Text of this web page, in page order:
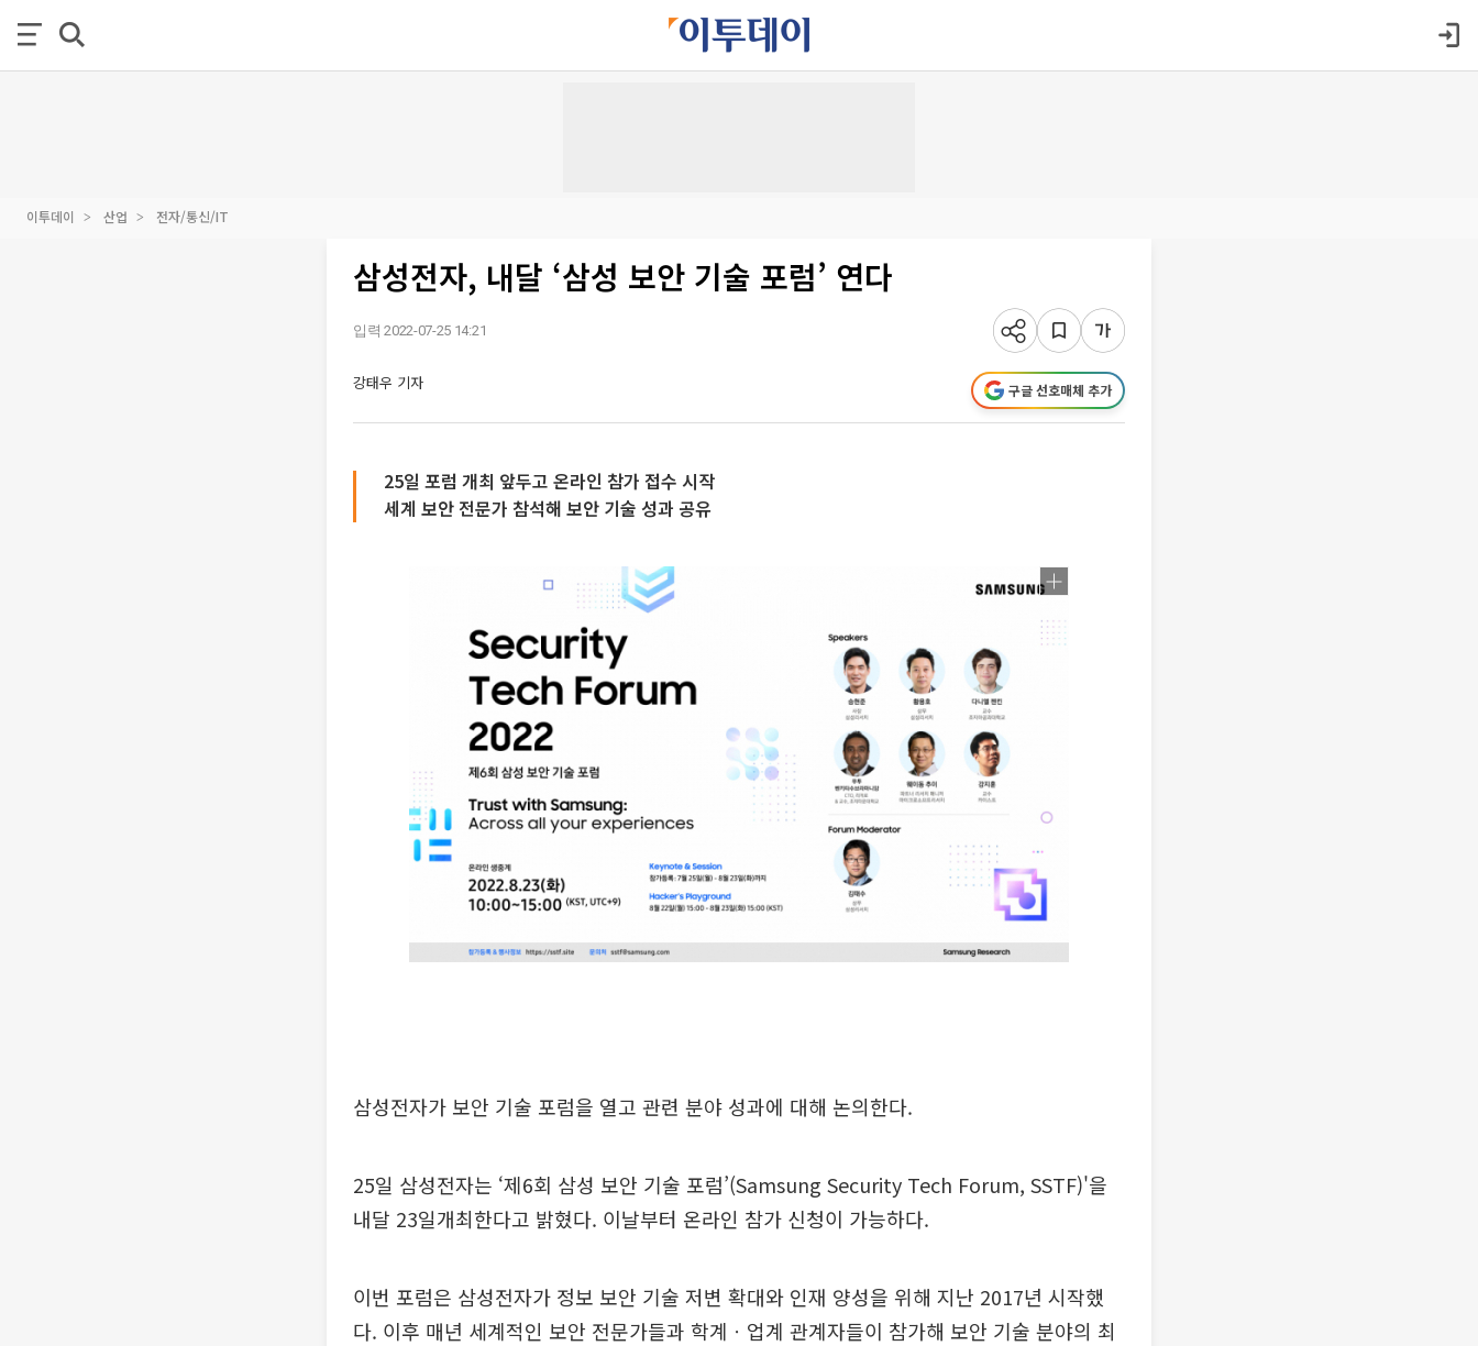
이투데이 산업 전자/통신/IT
삼성전자, 내달 ‘삼성 보안 기술 포럼’ 연다
입력 2022-07-25 14:21
강태우 기자 구글 선호매체 추가
25일 포럼 개최 앞두고 온라인 참가 접수 시작
세계 보안 전문가 참석해 보안 기술 성과 공유
삼성전자가 보안 기술 포럼을 열고 관련 분야 성과에 대해 논의한다.
25일 삼성전자는 ‘제6회 삼성 보안 기술 포럼’(Samsung Security Tech Forum, SSTF)'을
내달 23일개최한다고 밝혔다. 이날부터 온라인 참가 신청이 가능하다.
이번 포럼은 삼성전자가 정보 보안 기술 저변 확대와 인재 양성을 위해 지난 2017년 시작했
다. 이후 매년 세계적인 보안 전문가들과 학계ㆍ업계 관계자들이 참가해 보안 기술 분야의 최